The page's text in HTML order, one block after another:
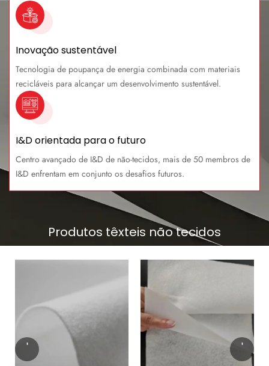
Inovação sustentável
Tecnologia de poupança de energia combinada com materiais
recicláveis para alcançar um desenvolvimento sustentável.
I&D orientada para o futuro
Centro avançado de I&D de não-tecidos, mais de 50 membros de
I&D enfrentam em conjunto os desafios futuros.
Produtos têxteis não tecidos
' '